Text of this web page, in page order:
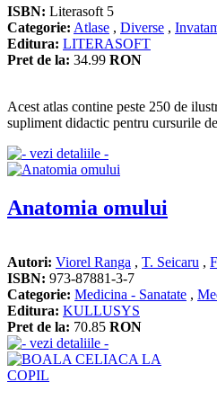
ISBN: Literasoft 5
Categorie: Atlase , Diverse ,
Editura: LITERASOFT
Pret de la: 34.99 RON
Acest atlas contine peste 250 de
supliment didactic pentru cursurile
Anatomia omului
Autori: Viorel Ranga , T. Seicaru ,
ISBN: 973-87881-3-7
Categorie: Medicina - Sanatate ,
Editura: KULLUSYS
Pret de la: 70.85 RON